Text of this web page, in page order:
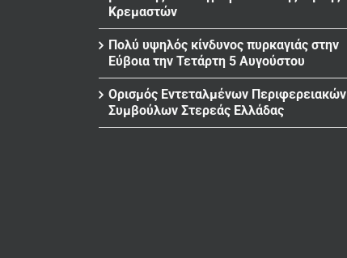
Κρεμαστών
Πολύ υψηλός κίνδυνος πυρκαγιάς στην
Εύβοια την Τετάρτη 5 Αυγούστου
Ορισμός Εντεταλμένων Περιφερειακών
Συμβούλων Στερεάς Ελλάδας